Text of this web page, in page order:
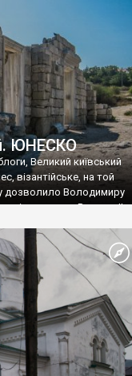
з фондів об’єкту
Таврійського».
але експерти та
[…]
ЮНЕСКО
Великий київський
візантійське, на той
дозволило Володимиру
імператору Василю ІІ,
Василем-
Русі. На честь
[…]